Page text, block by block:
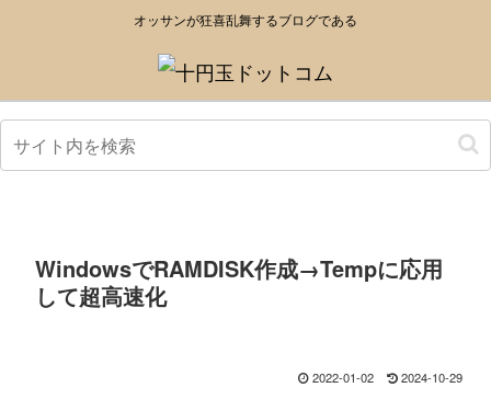
オッサンが狂喜乱舞するブログである
WindowsでRAMDISK作成→Tempに応用
して超高速化
2022-01-02 2024-10-29